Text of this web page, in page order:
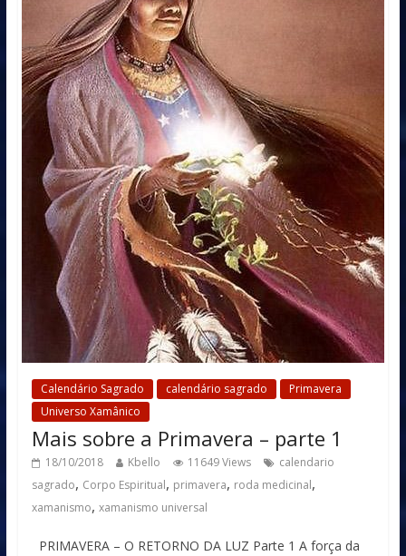
Calendário Sagrado calendário sagrado
Primavera
Universo Xamânico
Mais sobre a Primavera – parte 1
18/10/2018 Kbello 11649 Views
calendario
sagrado, Corpo Espiritual, primavera, roda medicinal,
xamanismo, xamanismo universal
PRIMAVERA – O RETORNO DA LUZ Parte 1 A força da